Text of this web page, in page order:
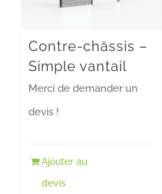
Contre-châssis –
Simple vantail
Merci de demander un
devis !
Ajouter au
devis